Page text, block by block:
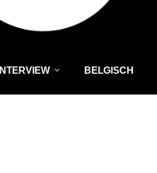
INTERVIEW BELGISCH